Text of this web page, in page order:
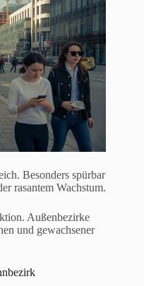
Besonders spürbar
rasantem Wachstum.
Außenbezirke
und gewachsener